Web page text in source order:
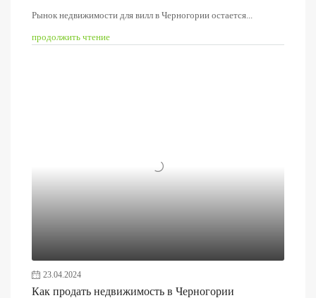
Рынок недвижимости для вилл в Черногории остается...
продолжить чтение
23.04.2024
Как продать недвижимость в Черногории